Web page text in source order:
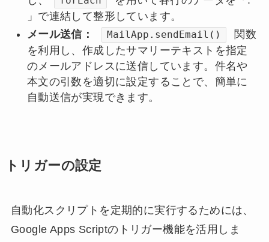
」で連結して整形しています。
メール送信：
MailApp.sendEmail()
関数
を利用し、作成したサマリーテキストを指定
のメールアドレスに送信しています。件名や
本文の引数を適切に設定することで、簡単に
自動送信が実現できます。
トリガーの設定
自動化スクリプトを定期的に実行するためには、
Google Apps Scriptのトリガー機能を活用しま